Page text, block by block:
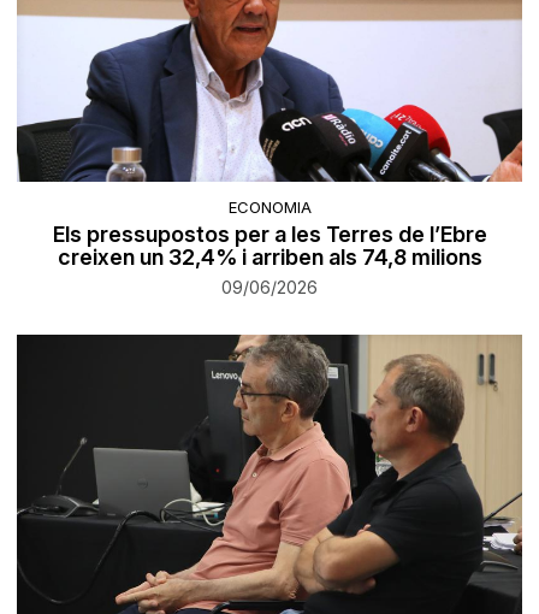
ECONOMIA
Els pressupostos per a les Terres de l’Ebre
creixen un 32,4% i arriben als 74,8 milions
09/06/2026